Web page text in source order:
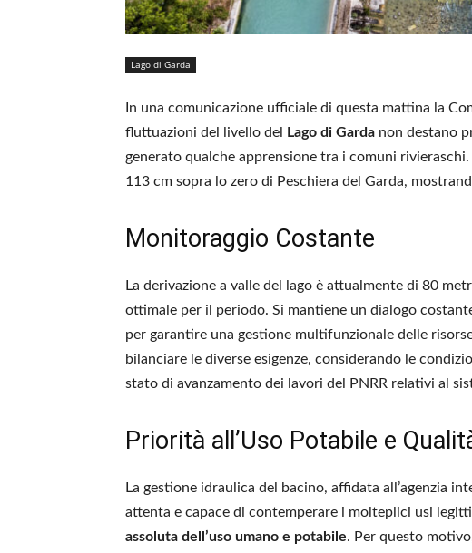
Lago di Garda
In una comunicazione ufficiale di questa mattina la
fluttuazioni del livello del
Lago di Garda non destano
generato qualche apprensione tra i comuni
113 cm sopra lo zero di Peschiera del Garda,
Monitoraggio Costante
La derivazione a valle del lago è attualmente di 80
ottimale per il periodo. Si mantiene un dialogo
per garantire una gestione multifunzionale delle
bilanciare le diverse esigenze, considerando le
stato di avanzamento dei lavori del PNRR relativi al
Priorità all’Uso Potabile e
La gestione idraulica del bacino, affidata all’agenzia
attenta e capace di contemperare i molteplici usi
assoluta dell’uso umano e potabile. Per questo